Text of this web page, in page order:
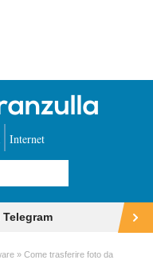
Internet
Come trasferire foto da